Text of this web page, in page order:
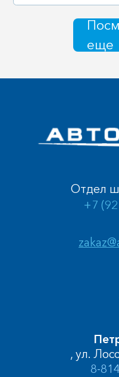
еще
Отдел
+7
, ул.
8-